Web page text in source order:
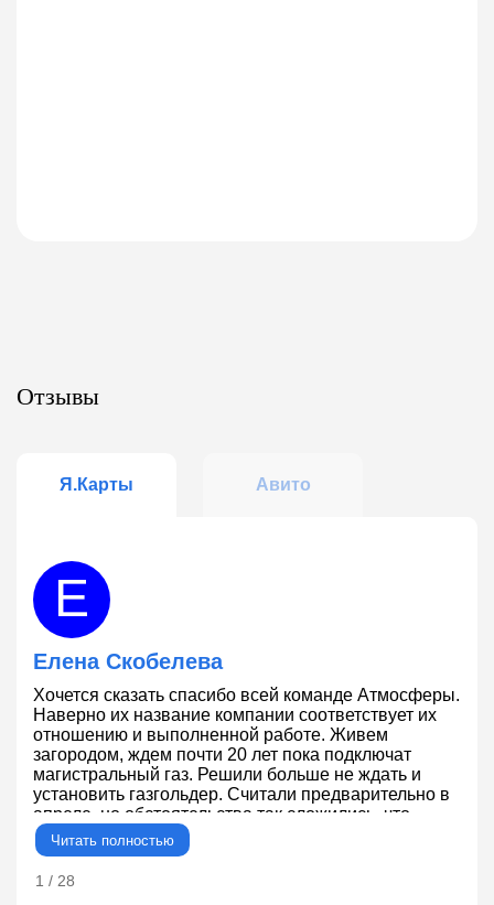
Отзывы
Я.Карты Авито
Е
Елена Скобелева
Читать полностью
Хочется сказать спасибо всей команде Атмосферы.
Наверно их название компании соответствует их
отношению и выполненной работе. Живем
загородом, ждем почти 20 лет пока подключат
магистральный газ. Решили больше не ждать и
установить газгольдер. Считали предварительно в
апреле, но обстоятельства так сложились, что
закапывали газголдер 1.06, но газовое
оборудование на момент установки газголдера не
было закуплено и его пришлсь устанавливать на
1 / 28